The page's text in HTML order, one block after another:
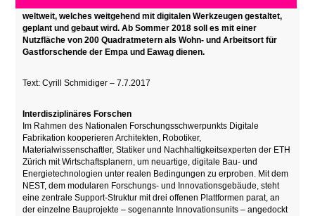
weltweit, welches weitgehend mit digitalen Werkzeugen gestaltet,
geplant und gebaut wird. Ab Sommer 2018 soll es mit einer
Nutzfläche von 200 Quadratmetern als Wohn- und Arbeitsort für
Gastforschende der Empa und Eawag dienen.
Text: Cyrill Schmidiger – 7.7.2017
Interdisziplinäres Forschen
Im Rahmen des Nationalen Forschungsschwerpunkts Digitale
Fabrikation kooperieren Architekten, Robotiker,
Materialwissenschaftler, Statiker und Nachhaltigkeitsexperten der ETH
Zürich mit Wirtschaftsplanern, um neuartige, digitale Bau- und
Energietechnologien unter realen Bedingungen zu erproben. Mit dem
NEST, dem modularen Forschungs- und Innovationsgebäude, steht
eine zentrale Support-Struktur mit drei offenen Plattformen parat, an
der einzelne Bauprojekte – sogenannte Innovationsunits – angedockt